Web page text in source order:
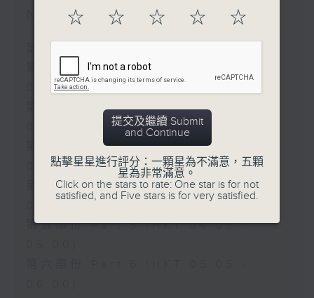
Night Music 長夜細聽
第一部份 Part 1 (HKT 00:05 -
01:00)
第二部份 Part 2 (HKT 01:05 -
第三部份 Part 3 (HKT 02:05 -
03:00)
第四部份 Part 4 (HKT 03:05 -
第五部份 Part 5 (HKT 04:05 -
☆ ☆ ☆ ☆ ☆
提交及繼續 Submit
and Continue
點擊星星進行評分：一顆星為不滿意，五顆
星為非常滿意。
Click on the stars to rate: One star is for not
satisfied, and Five stars is for very satisfied.